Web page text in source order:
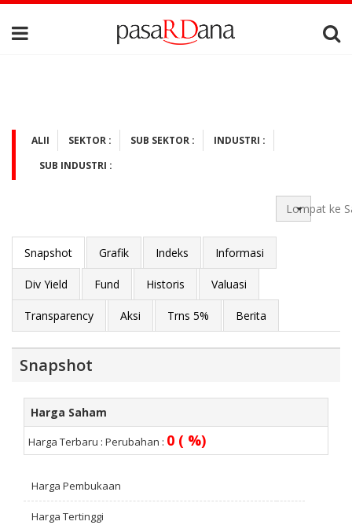
ALII SEKTOR : SUB SEKTOR :
INDUSTRI :
SUB INDUSTRI :
Lompat ke
Snapshot Grafik Indeks Informasi
Div Yield Fund Historis Valuasi
Transparency Aksi Trns 5% Berita
Snapshot
Harga Saham
Harga Terbaru : Perubahan : 0 ( %)
Harga Pembukaan
Harga Tertinggi